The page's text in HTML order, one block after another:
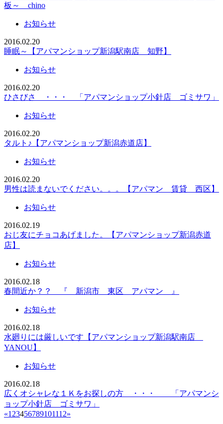
板～ chino
お知らせ
2016.02.20
睡眠～【アパマンショップ新潟駅南店 知野】
お知らせ
2016.02.20
ひさびさ ・・・ 「アパマンショップ小針店 ゴミサワ」
お知らせ
2016.02.20
タルト♪【アパマンショップ新潟赤道店】
お知らせ
2016.02.20
男性は読まないでください。。。【アパマン 賃貸 西区】
お知らせ
2016.02.19
おじ友にチョコあげました。【アパマンショップ新潟赤道
店】
お知らせ
2016.02.18
春間近か？？ 『 新潟市 東区 アパマン 』
お知らせ
2016.02.18
水廻りには厳しいです【アパマンショップ新潟駅南店
YANOU】
お知らせ
2016.02.18
広くオシャレな１Ｋをお探しの方 ・・・ 「アパマンシ
ョップ小針店 ゴミサワ」
«1 23456789101112»